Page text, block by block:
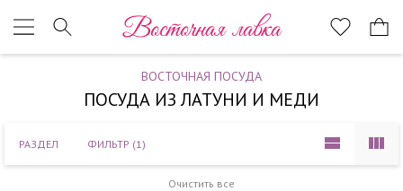
Восточная лавка
ВОСТОЧНАЯ ПОСУДА
ПОСУДА ИЗ ЛАТУНИ И МЕДИ
РАЗДЕЛ ФИЛЬТР (1)
Очистить все